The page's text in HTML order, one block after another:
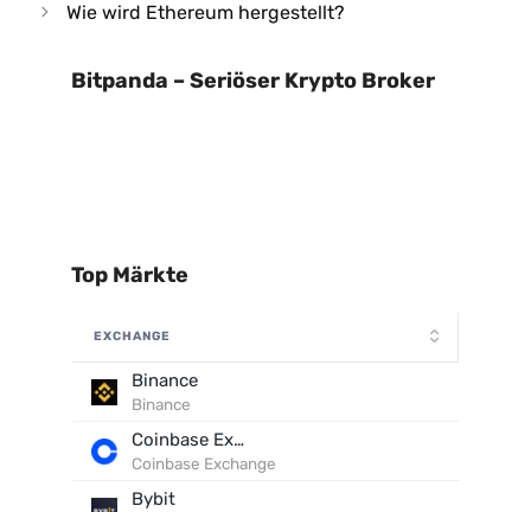
Wie wird Ethereum hergestellt?
Bitpanda – Seriöser Krypto Broker
Top Märkte
EXCHANGE
Binance
Binance
Coinbase Exchange
Coinbase Exchange
Bybit